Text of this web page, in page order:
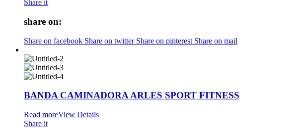
Share it
share on:
Share on facebook Share on twitter Share on pinterest Share on mail
BANDA CAMINADORA ARLES SPORT FITNESS
Read moreView Details
Share it